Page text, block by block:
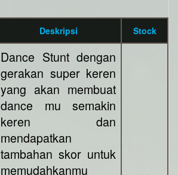
Deskripsi Stock
Dance Stunt dengan
gerakan super keren
yang akan membuat
dance mu semakin
keren dan
mendapatkan
tambahan skor untuk
memudahkanmu